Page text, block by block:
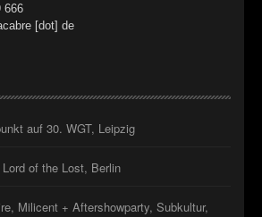
666
[dot] de
auf 30. WGT, Leipzig
of the Lost, Berlin
Milicent + Aftershowparty, Subkultur,